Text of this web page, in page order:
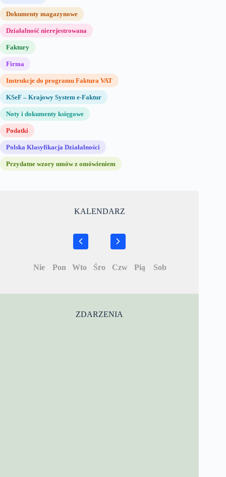
Dokumenty magazynowe
Działalność nierejestrowana
Faktury
Firma
Instrukcje do programu Faktura VAT
KSeF – Krajowy System e-Faktur
Noty i dokumenty księgowe
Podatki
Polska Klasyfikacja Działalności
Przydatne wzory umów z omówieniem
KALENDARZ
Nie Pon Wto Śro Czw Pią Sob
ZDARZENIA